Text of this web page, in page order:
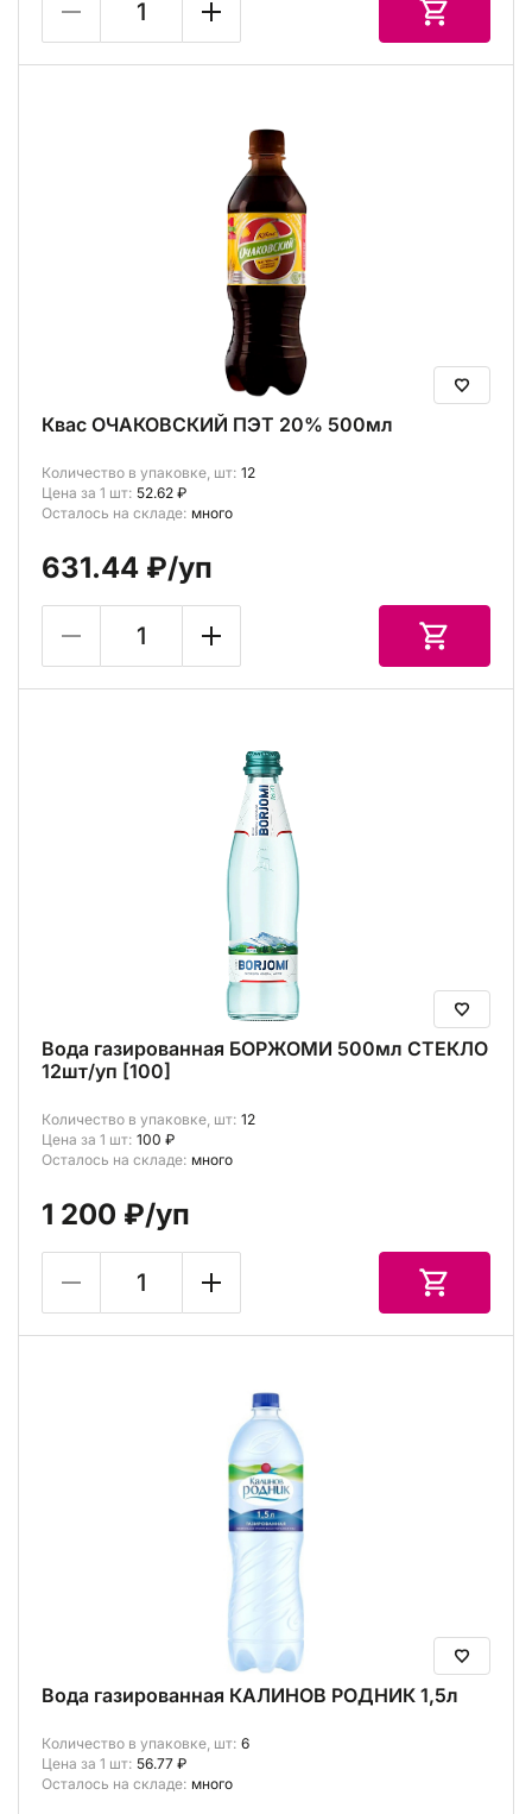
Квас ОЧАКОВСКИЙ ПЭТ 20% 500мл
Количество в упаковке, шт: 12
Цена за 1 шт: 52.62 ₽
Осталось на складе: много
631.44 ₽/уп
Вода газированная БОРЖОМИ 500мл СТЕКЛО
12шт/уп [100]
Количество в упаковке, шт: 12
Цена за 1 шт: 100 ₽
Осталось на складе: много
1 200 ₽/уп
Вода газированная КАЛИНОВ РОДНИК 1,5л
Количество в упаковке, шт: 6
Цена за 1 шт: 56.77 ₽
Осталось на складе: много